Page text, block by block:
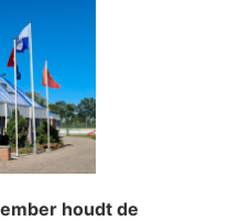
houdt de